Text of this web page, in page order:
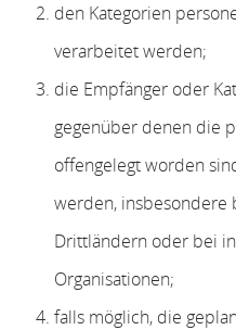
den Kategorien
verarbeitet werden;
die Empfänger oder
gegenüber denen die
offengelegt worden
werden, insbesondere
Drittländern oder bei
Organisationen;
falls möglich, die